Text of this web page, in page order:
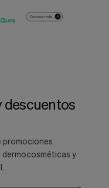
descuentos
promociones
dermocosméticas y